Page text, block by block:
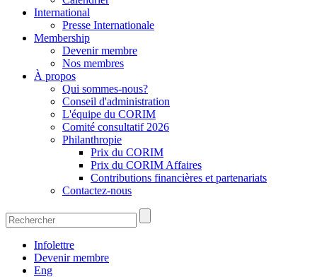
International
Presse Internationale
Membership
Devenir membre
Nos membres
À propos
Qui sommes-nous?
Conseil d'administration
L'équipe du CORIM
Comité consultatif 2026
Philanthropie
Prix du CORIM
Prix du CORIM Affaires
Contributions financières et partenariats
Contactez-nous
Infolettre
Devenir membre
Eng